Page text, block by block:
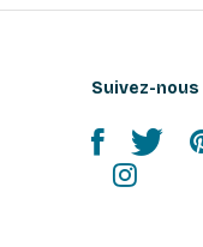
Suivez-nous